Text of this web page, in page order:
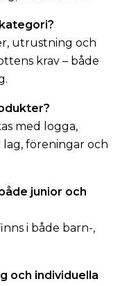
utrustning och
krav – både
med logga,
föreningar och
junior och
i både barn-,
och individuella